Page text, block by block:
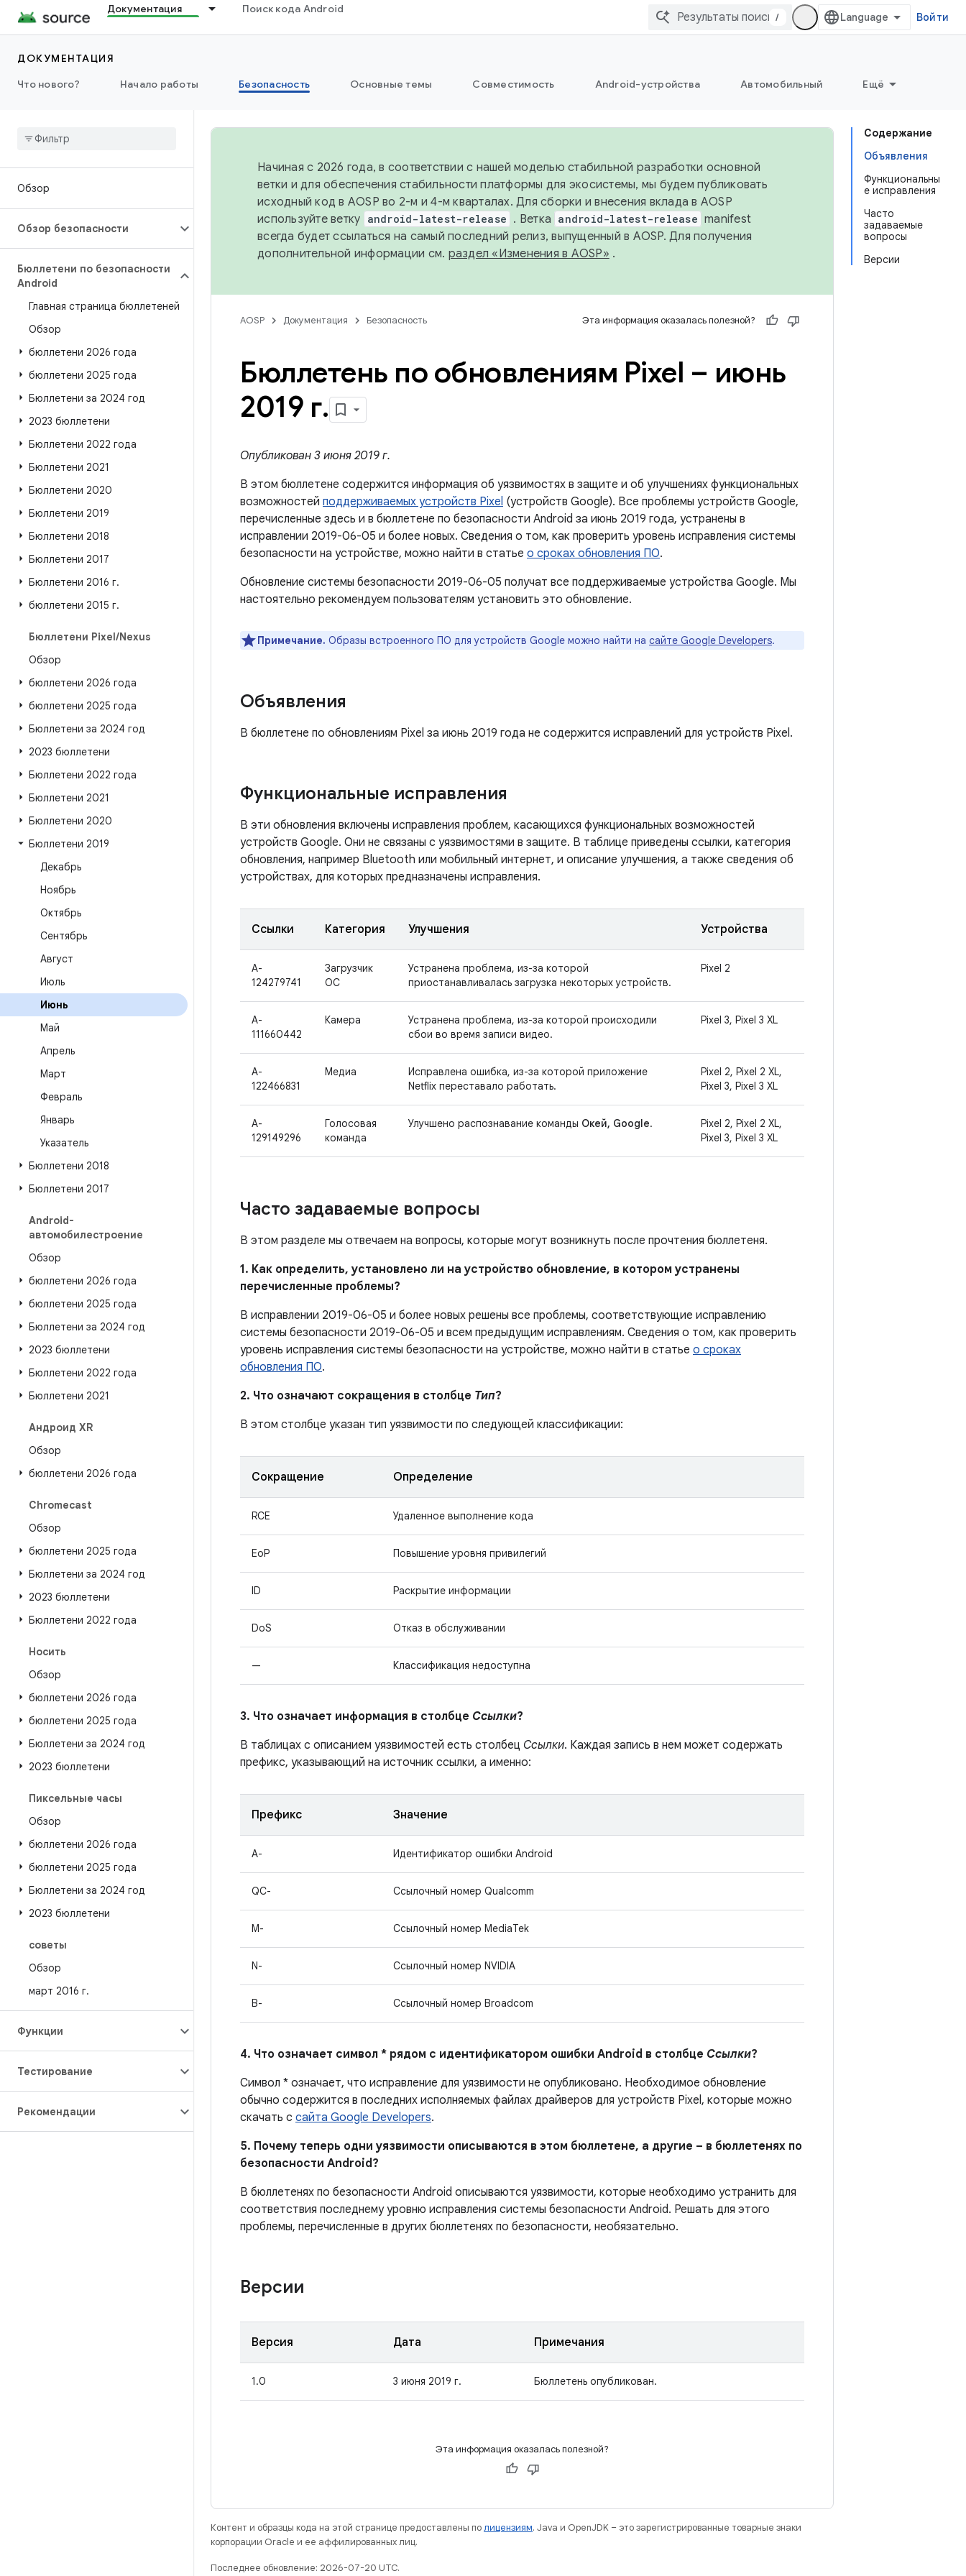
Документация Поиск кода Android
/ Войти
ДОКУМЕНТАЦИЯ
Что нового?
Начало работы Безопасность Основные темы Совместимость Android-устройства Автомобильный Ещё
Обзор
Обзор безопасности
Бюллетени по безопасности
Android
Главная страница бюллетеней
Обзор
бюллетени 2026 года
бюллетени 2025 года
Бюллетени за 2024 год
2023 бюллетени
Бюллетени 2022 года
Бюллетени 2021
Бюллетени 2020
Бюллетени 2019
Бюллетени 2018
Бюллетени 2017
Бюллетени 2016 г.
бюллетени 2015 г.
Бюллетени Pixel/Nexus
Обзор
бюллетени 2026 года
бюллетени 2025 года
Бюллетени за 2024 год
2023 бюллетени
Бюллетени 2022 года
Бюллетени 2021
Бюллетени 2020
Бюллетени 2019
Декабрь
Ноябрь
Октябрь
Сентябрь
Август
Июль
Июнь
Май
Апрель
Март
Февраль
Январь
Указатель
Бюллетени 2018
Бюллетени 2017
Android-
автомобилестроение
Обзор
бюллетени 2026 года
бюллетени 2025 года
Бюллетени за 2024 год
2023 бюллетени
Бюллетени 2022 года
Бюллетени 2021
Андроид XR
Обзор
бюллетени 2026 года
Chromecast
Обзор
бюллетени 2025 года
Бюллетени за 2024 год
2023 бюллетени
Бюллетени 2022 года
Носить
Обзор
бюллетени 2026 года
бюллетени 2025 года
Бюллетени за 2024 год
2023 бюллетени
Пиксельные часы
Обзор
бюллетени 2026 года
бюллетени 2025 года
Бюллетени за 2024 год
2023 бюллетени
советы
Обзор
март 2016 г.
Функции
Тестирование
Рекомендации
Содержание
Объявления
Функциональны
е исправления
Часто
задаваемые
вопросы
Версии
Начиная с 2026 года, в соответствии с нашей моделью стабильной разработки основной
ветки и для обеспечения стабильности платформы для экосистемы, мы будем публиковать
исходный код в AOSP во 2-м и 4-м кварталах. Для сборки и внесения вклада в AOSP
используйте ветку android-latest-release . Ветка android-latest-release manifest
всегда будет ссылаться на самый последний релиз, выпущенный в AOSP. Для получения
дополнительной информации см. раздел «Изменения в AOSP» .
AOSP Документация Безопасность Эта информация оказалась полезной?
Бюллетень по обновлениям Pixel – июнь
2019 г.
Опубликован 3 июня 2019 г.
В этом бюллетене содержится информация об уязвимостях в защите и об улучшениях функциональных
возможностей поддерживаемых устройств Pixel (устройств Google). Все проблемы устройств Google,
перечисленные здесь и в бюллетене по безопасности Android за июнь 2019 года, устранены в
исправлении 2019-06-05 и более новых. Сведения о том, как проверить уровень исправления системы
безопасности на устройстве, можно найти в статье о сроках обновления ПО.
Обновление системы безопасности 2019-06-05 получат все поддерживаемые устройства Google. Мы
настоятельно рекомендуем пользователям установить это обновление.
Примечание. Образы встроенного ПО для устройств Google можно найти на сайте Google Developers.
Объявления
В бюллетене по обновлениям Pixel за июнь 2019 года не содержится исправлений для устройств Pixel.
Функциональные исправления
В эти обновления включены исправления проблем, касающихся функциональных возможностей
устройств Google. Они не связаны с уязвимостями в защите. В таблице приведены ссылки, категория
обновления, например Bluetooth или мобильный интернет, и описание улучшения, а также сведения об
устройствах, для которых предназначены исправления.
Ссылки Категория Улучшения Устройства
A-
124279741
Загрузчик
ОС
Устранена проблема, из-за которой
приостанавливалась загрузка некоторых устройств.
Pixel 2
A-
111660442
Камера
Устранена проблема, из-за которой происходили
сбои во время записи видео.
Pixel 3, Pixel 3 XL
A-
122466831
Медиа
Исправлена ошибка, из-за которой приложение
Netflix переставало работать.
Pixel 2, Pixel 2 XL,
Pixel 3, Pixel 3 XL
A-
129149296
Голосовая
команда
Улучшено распознавание команды Окей, Google.
Pixel 2, Pixel 2 XL,
Pixel 3, Pixel 3 XL
Часто задаваемые вопросы
В этом разделе мы отвечаем на вопросы, которые могут возникнуть после прочтения бюллетеня.
1. Как определить, установлено ли на устройство обновление, в котором устранены
перечисленные проблемы?
В исправлении 2019-06-05 и более новых решены все проблемы, соответствующие исправлению
системы безопасности 2019-06-05 и всем предыдущим исправлениям. Сведения о том, как проверить
уровень исправления системы безопасности на устройстве, можно найти в статье о сроках
обновления ПО.
2. Что означают сокращения в столбце Тип?
В этом столбце указан тип уязвимости по следующей классификации:
Сокращение Определение
RCE Удаленное выполнение кода
EoP Повышение уровня привилегий
ID Раскрытие информации
DoS Отказ в обслуживании
— Классификация недоступна
3. Что означает информация в столбце Ссылки?
В таблицах с описанием уязвимостей есть столбец Ссылки. Каждая запись в нем может содержать
префикс, указывающий на источник ссылки, а именно:
Префикс Значение
A- Идентификатор ошибки Android
QC- Ссылочный номер Qualcomm
M- Ссылочный номер MediaTek
N- Ссылочный номер NVIDIA
B- Ссылочный номер Broadcom
4. Что означает символ * рядом с идентификатором ошибки Android в столбце Ссылки?
Символ * означает, что исправление для уязвимости не опубликовано. Необходимое обновление
обычно содержится в последних исполняемых файлах драйверов для устройств Pixel, которые можно
скачать с сайта Google Developers.
5. Почему теперь одни уязвимости описываются в этом бюллетене, а другие – в бюллетенях по
безопасности Android?
В бюллетенях по безопасности Android описываются уязвимости, которые необходимо устранить для
соответствия последнему уровню исправления системы безопасности Android. Решать для этого
проблемы, перечисленные в других бюллетенях по безопасности, необязательно.
Версии
Версия Дата Примечания
1.0 3 июня 2019 г. Бюллетень опубликован.
Эта информация оказалась полезной?
Контент и образцы кода на этой странице предоставлены полицензиям. Java и OpenJDK – это зарегистрированные товарные знаки
корпорации Oracle и ее аффилированных лиц.
Последнее обновление: 2026-07-20 UTC.